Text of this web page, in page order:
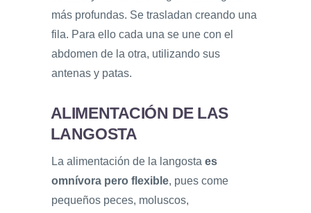
más profundas. Se trasladan creando una
fila. Para ello cada una se une con el
abdomen de la otra, utilizando sus
antenas y patas.
ALIMENTACIÓN DE LAS
LANGOSTA
La alimentación de la langosta es
omnívora pero flexible, pues come
pequeños peces, moluscos,